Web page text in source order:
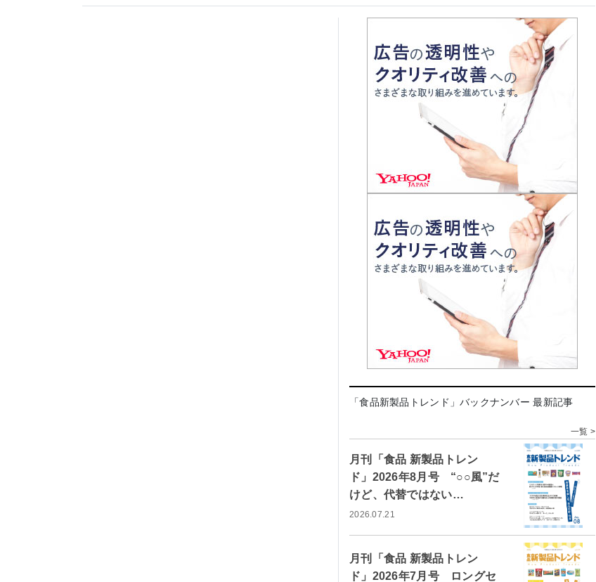
「食品新製品トレンド」バックナンバー 最新記事
一覧 >
月刊「食品 新製品トレン
ド」2026年8月号 “○○風”だ
けど、代替ではない…
2026.07.21
月刊「食品 新製品トレン
ド」2026年7月号 ロングセ